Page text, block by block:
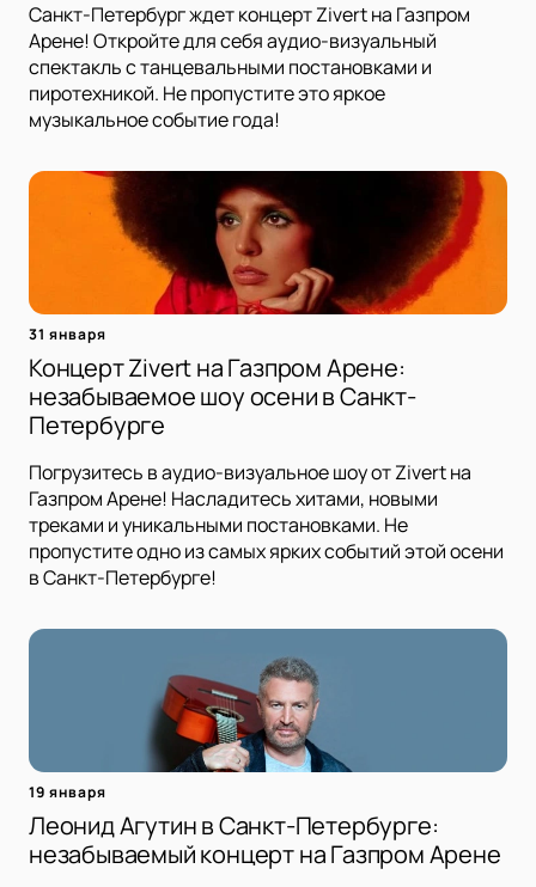
Санкт-Петербург ждет концерт Zivert на Газпром
Арене! Откройте для себя аудио-визуальный
спектакль с танцевальными постановками и
пиротехникой. Не пропустите это яркое
музыкальное событие года!
31 января
Концерт Zivert на Газпром Арене:
незабываемое шоу осени в Санкт-
Петербурге
Погрузитесь в аудио-визуальное шоу от Zivert на
Газпром Арене! Насладитесь хитами, новыми
треками и уникальными постановками. Не
пропустите одно из самых ярких событий этой осени
в Санкт-Петербурге!
19 января
Леонид Агутин в Санкт-Петербурге:
незабываемый концерт на Газпром Арене